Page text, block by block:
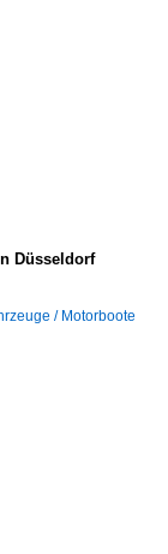
Düsseldorf
/ Motorboote